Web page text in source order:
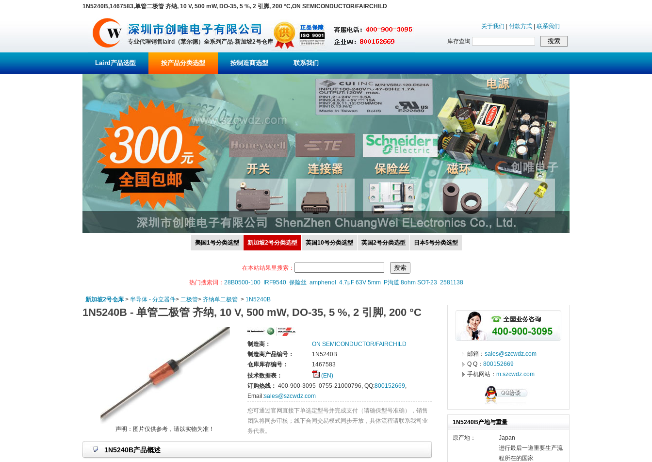
1N5240B,1467583,单管二极管 齐纳, 10 V, 500 mW, DO-35, 5 %, 2 引脚, 200 °C,ON SEMICONDUCTOR/FAIRCHILD
专业代理销售laird（莱尔德）全系列产品-新加坡2号仓库
关于我们 付款方式 联系我们
库存查询
Laird产品选型 按产品分类选型 按制造商选型 联系我们
美国1号分类选型 新加坡2号分类选型 英国10号分类选型 英国2号分类选型 日本5号分类选型
在本站结果里搜索：
热门搜索词： 28B0500-100 IRF9540 保险丝 amphenol 4.7μF 63V 5mm P沟道 8ohm SOT-23 2581138
新加坡2号仓库 > 半导体 - 分立器件> 二极管> 齐纳单二极管 > 1N5240B
1N5240B - 单管二极管 齐纳, 10 V, 500 mW, DO-35, 5 %, 2 引脚, 200 °C
声明：图片仅供参考，请以实物为准！
制造商：
ON SEMICONDUCTOR/FAIRCHILD
制造商产品编号：
1N5240B
仓库库存编号：
1467583
技术数据表：
(EN)
订购热线： 400-900-3095 0755-21000796, QQ:800152669,
Email:sales@szcwdz.com
您可通过官网直接下单选定型号并完成支付（请确保型号准确），销售
团队将同步审核；线下合同交易模式同步开放，具体流程请联系我司业
务代表。
1N5240B产品概述
邮箱： sales@szcwdz.com
Q Q： 800152669
手机网站： m.szcwdz.com
1N5240B产地与重量
原产地：
Japan
进行最后一道重要生产流
程所在的国家